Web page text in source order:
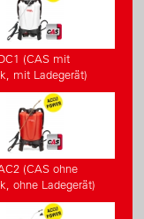
(CAS mit
mit Ladegerät)
(CAS ohne
ohne Ladegerät)